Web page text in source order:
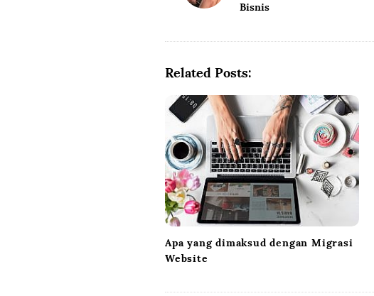
Bisnis
Related Posts:
Apa yang dimaksud dengan Migrasi
Website